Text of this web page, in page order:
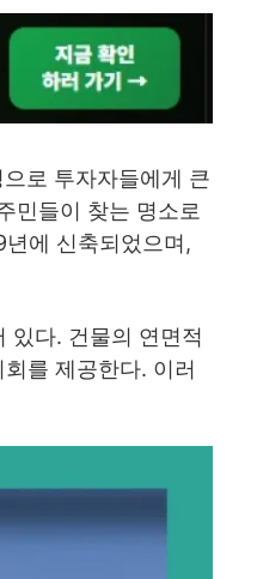
로 투자자들에게 큰
민들이 찾는 명소로
에 신축되었으며,
있다. 건물의 연면적
를 제공한다. 이러